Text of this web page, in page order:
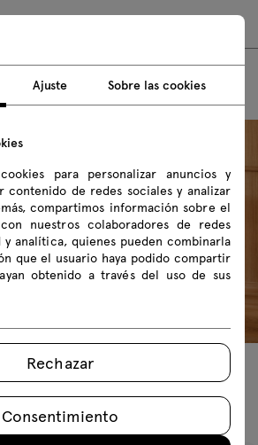
Ajuste Sobre las cookies
para personalizar anuncios y
contenido de redes sociales y analizar
compartimos información sobre el
nuestros colaboradores de redes
y analítica, quienes pueden combinarla
que el usuario haya podido compartir
obtenido a través del uso de sus
Rechazar
Consentimiento